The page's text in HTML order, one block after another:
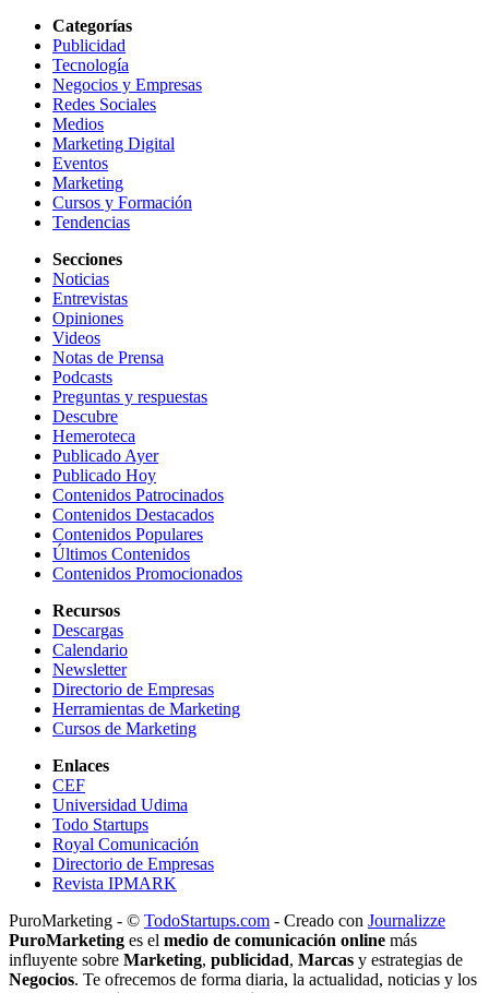
Categorías
Publicidad
Tecnología
Negocios y Empresas
Redes Sociales
Medios
Marketing Digital
Eventos
Marketing
Cursos y Formación
Tendencias
Secciones
Noticias
Entrevistas
Opiniones
Videos
Notas de Prensa
Podcasts
Preguntas y respuestas
Descubre
Hemeroteca
Publicado Ayer
Publicado Hoy
Contenidos Patrocinados
Contenidos Destacados
Contenidos Populares
Últimos Contenidos
Contenidos Promocionados
Recursos
Descargas
Calendario
Newsletter
Directorio de Empresas
Herramientas de Marketing
Cursos de Marketing
Enlaces
CEF
Universidad Udima
Todo Startups
Royal Comunicación
Directorio de Empresas
Revista IPMARK
PuroMarketing - © TodoStartups.com - Creado con Journalizze
PuroMarketing es el medio de comunicación online más
influyente sobre Marketing, publicidad, Marcas y estrategias de
Negocios. Te ofrecemos de forma diaria, la actualidad, noticias y los